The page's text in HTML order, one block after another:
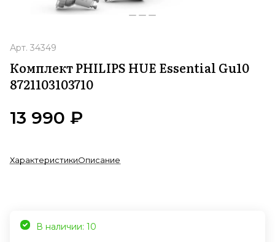
Арт. 34349
Комплект PHILIPS HUE Essential Gu10
8721103103710
13 990 ₽
ХарактеристикиОписание
В наличии: 10